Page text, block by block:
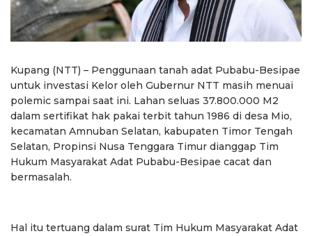
Kupang (NTT) – Penggunaan tanah adat Pubabu-Besipae
untuk investasi Kelor oleh Gubernur NTT masih menuai
polemic sampai saat ini. Lahan seluas 37.800.000 M2
dalam sertifikat hak pakai terbit tahun 1986 di desa Mio,
kecamatan Amnuban Selatan, kabupaten Timor Tengah
Selatan, Propinsi Nusa Tenggara Timur dianggap Tim
Hukum Masyarakat Adat Pubabu-Besipae cacat dan
bermasalah.
Hal itu tertuang dalam surat Tim Hukum Masyarakat Adat